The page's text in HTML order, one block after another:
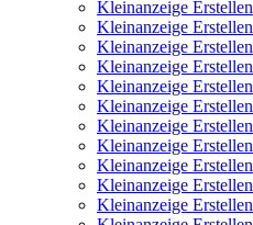
Kleinanzeige Erstellen
Kleinanzeige Erstellen
Kleinanzeige Erstellen
Kleinanzeige Erstellen
Kleinanzeige Erstellen
Kleinanzeige Erstellen
Kleinanzeige Erstellen
Kleinanzeige Erstellen
Kleinanzeige Erstellen
Kleinanzeige Erstellen
Kleinanzeige Erstellen